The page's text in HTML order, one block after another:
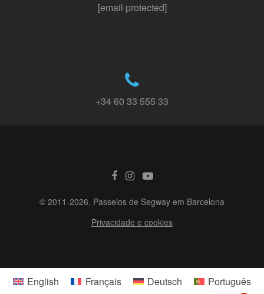
[email protected]
+34 60 33 555 33
© 2011-2026, Passeios de Segway em Barcelona
Privacidade e cookies
English Français Deutsch
Português